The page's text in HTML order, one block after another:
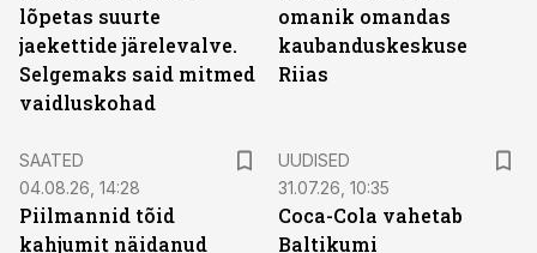
lõpetas suurte
jaekettide järelevalve.
Selgemaks said mitmed
vaidluskohad
omanik omandas
kaubanduskeskuse
Riias
SAATED
04.08.26, 14:28
Piilmannid tõid
kahjumit näidanud
UUDISED
31.07.26, 10:35
Coca-Cola vahetab
Baltikumi